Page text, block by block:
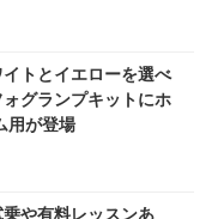
トとイエローを選べ
グランプキットにホ
用が登場
や有料レッスンあ